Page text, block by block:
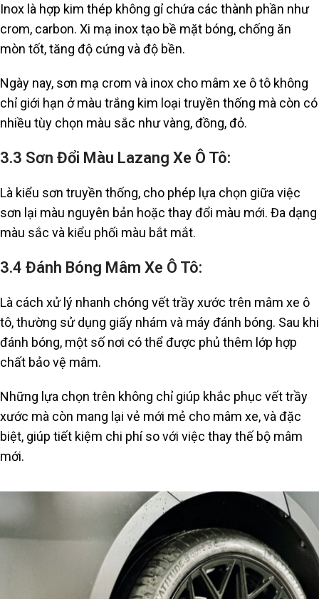
Inox là hợp kim thép không gỉ chứa các thành phần như
crom, carbon. Xi mạ inox tạo bề mặt bóng, chống ăn
mòn tốt, tăng độ cứng và độ bền.
Ngày nay, sơn mạ crom và inox cho mâm xe ô tô không
chỉ giới hạn ở màu trắng kim loại truyền thống mà còn có
nhiều tùy chọn màu sắc như vàng, đồng, đỏ.
3.3 Sơn Đổi Màu Lazang Xe Ô Tô:
Là kiểu sơn truyền thống, cho phép lựa chọn giữa việc
sơn lại màu nguyên bản hoặc thay đổi màu mới. Đa dạng
màu sắc và kiểu phối màu bắt mắt.
3.4 Đánh Bóng Mâm Xe Ô Tô:
Là cách xử lý nhanh chóng vết trầy xước trên mâm xe ô
tô, thường sử dụng giấy nhám và máy đánh bóng. Sau khi
đánh bóng, một số nơi có thể được phủ thêm lớp hợp
chất bảo vệ mâm.
Những lựa chọn trên không chỉ giúp khắc phục vết trầy
xước mà còn mang lại vẻ mới mẻ cho mâm xe, và đặc
biệt, giúp tiết kiệm chi phí so với việc thay thế bộ mâm
mới.